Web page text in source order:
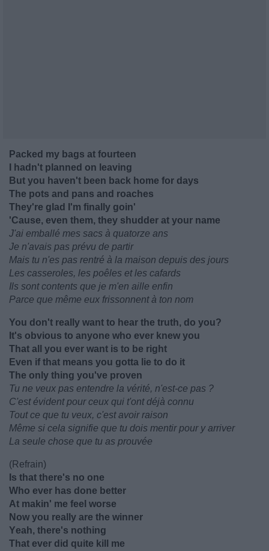
Packed my bags at fourteen
I hadn't planned on leaving
But you haven't been back home for days
The pots and pans and roaches
They're glad I'm finally goin'
'Cause, even them, they shudder at your name
J'ai emballé mes sacs à quatorze ans
Je n'avais pas prévu de partir
Mais tu n'es pas rentré à la maison depuis des jours
Les casseroles, les poêles et les cafards
Ils sont contents que je m'en aille enfin
Parce que même eux frissonnent à ton nom
You don't really want to hear the truth, do you?
It's obvious to anyone who ever knew you
That all you ever want is to be right
Even if that means you gotta lie to do it
The only thing you've proven
Tu ne veux pas entendre la vérité, n'est-ce pas ?
C'est évident pour ceux qui t'ont déjà connu
Tout ce que tu veux, c'est avoir raison
Même si cela signifie que tu dois mentir pour y arriver
La seule chose que tu as prouvée
(Refrain)
Is that there's no one
Who ever has done better
At makin' me feel worse
Now you rеally are the winner
Yеah, there's nothing
That ever did quite kill me